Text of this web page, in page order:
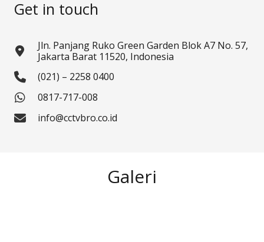
Get in touch
Jln. Panjang Ruko Green Garden Blok A7 No. 57,
Jakarta Barat 11520, Indonesia
(021) – 2258 0400
0817-717-008
info@cctvbro.co.id
Galeri